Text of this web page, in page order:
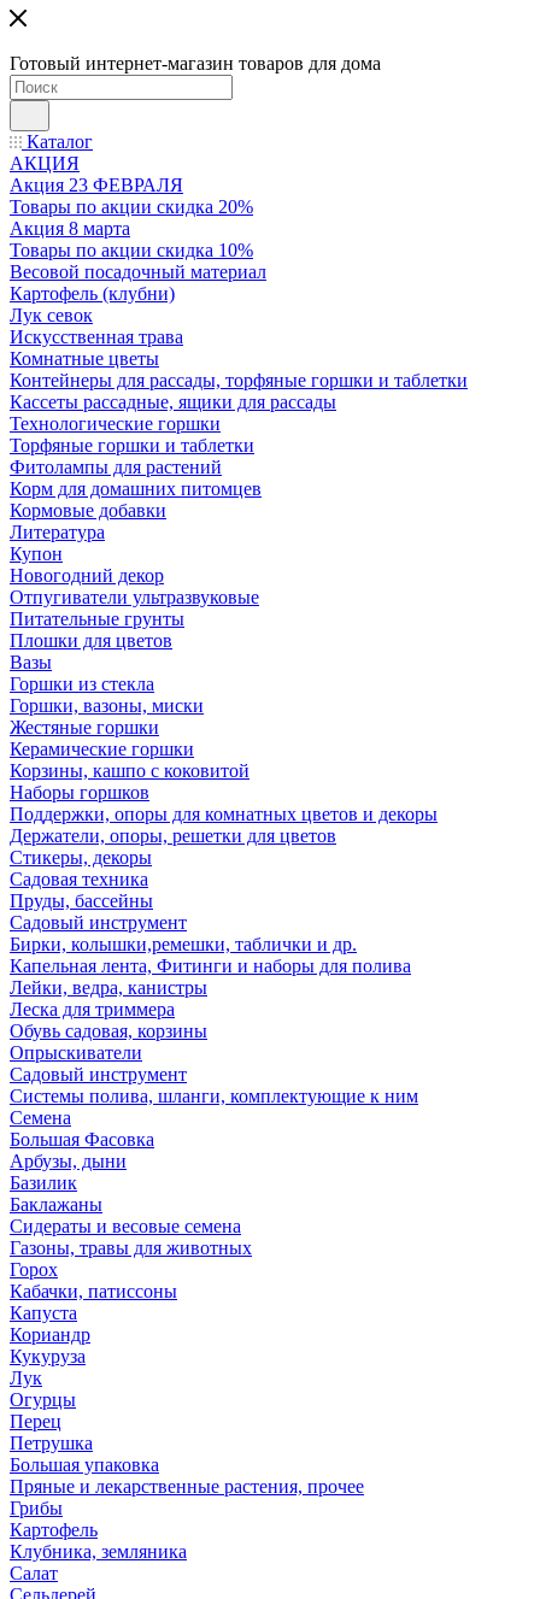
Готовый интернет-магазин товаров для дома
Каталог
АКЦИЯ
Акция 23 ФЕВРАЛЯ
Товары по акции скидка 20%
Акция 8 марта
Товары по акции скидка 10%
Весовой посадочный материал
Картофель (клубни)
Лук севок
Искусственная трава
Комнатные цветы
Контейнеры для рассады, торфяные горшки и таблетки
Кассеты рассадные, ящики для рассады
Технологические горшки
Торфяные горшки и таблетки
Фитолампы для растений
Корм для домашних питомцев
Кормовые добавки
Литература
Купон
Новогодний декор
Отпугиватели ультразвуковые
Питательные грунты
Плошки для цветов
Вазы
Горшки из стекла
Горшки, вазоны, миски
Жестяные горшки
Керамические горшки
Корзины, кашпо с коковитой
Наборы горшков
Поддержки, опоры для комнатных цветов и декоры
Держатели, опоры, решетки для цветов
Стикеры, декоры
Садовая техника
Пруды, бассейны
Садовый инструмент
Бирки, колышки,ремешки, таблички и др.
Капельная лента, Фитинги и наборы для полива
Лейки, ведра, канистры
Леска для триммера
Обувь садовая, корзины
Опрыскиватели
Садовый инструмент
Системы полива, шланги, комплектующие к ним
Семена
Большая Фасовка
Арбузы, дыни
Базилик
Баклажаны
Сидераты и весовые семена
Газоны, травы для животных
Горох
Кабачки, патиссоны
Капуста
Кориандр
Кукуруза
Лук
Огурцы
Перец
Петрушка
Большая упаковка
Пряные и лекарственные растения, прочее
Грибы
Картофель
Клубника, земляника
Салат
Сельдерей